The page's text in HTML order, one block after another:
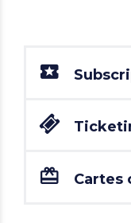
Cartes